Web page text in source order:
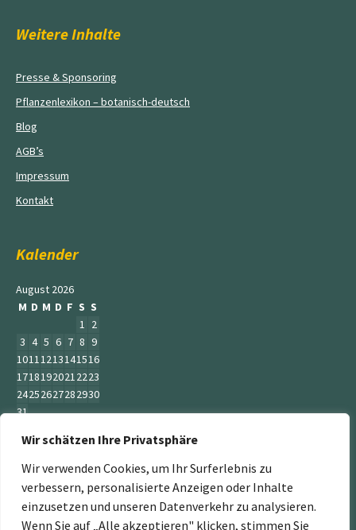
Wir schätzen Ihre Privatsphäre
Wir verwenden Cookies, um Ihr Surferlebnis zu
verbessern, personalisierte Anzeigen oder Inhalte
einzusetzen und unseren Datenverkehr zu analysieren.
Wenn Sie auf „Alle akzeptieren" klicken, stimmen Sie
Weitere Inhalte
Presse & Sponsoring
Pflanzenlexikon – botanisch-deutsch
Blog
AGB’s
Impressum
Kontakt
Kalender
August 2026
M D M D F S S
1 2
3 4 5 6 7 8 9
10111213141516
17181920212223
24252627282930
31
« Juni